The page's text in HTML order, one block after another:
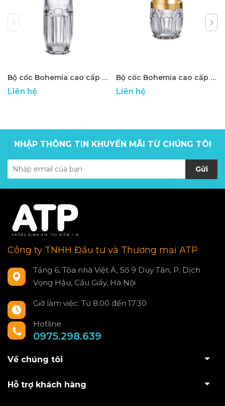
Bộ cốc Bohemia cao cấp ATP - 41
Liên hệ
Bộ cốc Bohemia cao cấp ATP - 40
Liên hệ
NHẬP THÔNG TIN KHUYẾN MÃI TỪ CHÚNG TÔI
Gửi
Công ty TNHH Đầu tư và Thương mại ATP
Tầng 6, Tòa nhà Việt Á, Số 9 Duy Tân, P. Dịch
Vọng Hậu, Cầu Giấy, Hà Nội
Giờ làm việc: Từ 8:00 đến 17:30
Hotline
0975.298.639
Về chúng tôi
Hỗ trợ khách hàng